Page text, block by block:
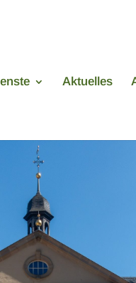
Aktuelles